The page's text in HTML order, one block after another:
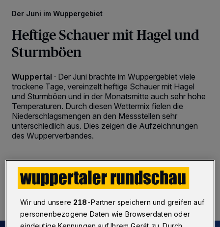
Der Juni im Wuppergebiet
Heftige Schauer mit Hagel und
Sturmböen
Wuppertal · Der Juni brachte im Wuppergebiet viele
trockene Tage, vereinzelt heftige Schauer mit Hagel
und Sturmböen und in der Monatsmitte auch sehr hohe
Temperaturen. Durch diesen Wettermix fielen die
Niederschlagsmengen an den Messstellen sehr
unterschiedlich aus. Dies zeigen die Aufzeichnungen
des Wupperverbandes.
07.07.2021 , 14:00 Uhr 2 Minuten Lesezeit
Wir und unsere 218-Partner speichern und greifen auf
personenbezogene Daten wie Browserdaten oder